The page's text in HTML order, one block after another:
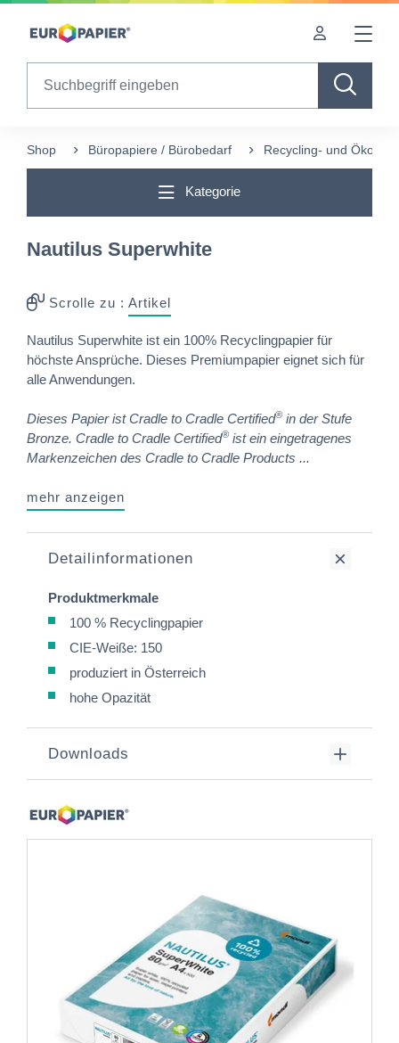
Table Of Content
Ergänzende Produkte
Diese Produkte könnten Sie auch interessieren
Shop Büropapiere / Bürobedarf Recycling- und
Kategorie
Nautilus Superwhite
Scrolle zu : Artikel
Nautilus Superwhite ist ein 100% Recyclingpapier für
höchste Ansprüche. Dieses Premiumpapier eignet sich für
alle Anwendungen.
Dieses Papier ist Cradle to Cradle Certified® in der Stufe
Bronze. Cradle to Cradle Certified® ist ein eingetragenes
Markenzeichen des Cradle to Cradle Products ...
mehr anzeigen
Detailinformationen
Produktmerkmale
100 % Recyclingpapier
CIE-Weiße: 150
produziert in Österreich
hohe Opazität
Downloads